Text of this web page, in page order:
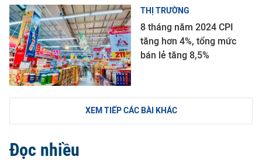
THỊ TRƯỜNG
8 tháng năm 2024 CPI
tăng hơn 4%, tổng mức
bán lẻ tăng 8,5%
XEM TIẾP CÁC BÀI KHÁC
Đọc nhiều